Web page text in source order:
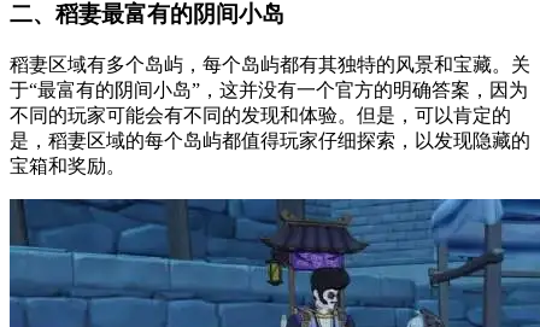
二、稻妻最富有的阴间小岛
稻妻区域有多个岛屿，每个岛屿都有其独特的风景和宝藏。关
于“最富有的阴间小岛”，这并没有一个官方的明确答案，因为
不同的玩家可能会有不同的发现和体验。但是，可以肯定的
是，稻妻区域的每个岛屿都值得玩家仔细探索，以发现隐藏的
宝箱和奖励。